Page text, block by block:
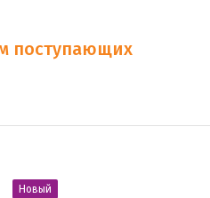
поступающих
Новый